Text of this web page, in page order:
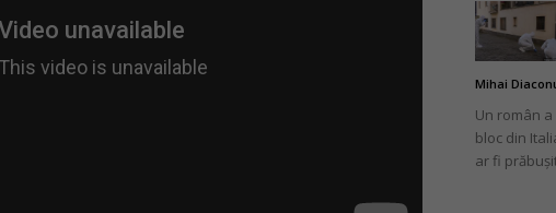
Mihai
Un român
bloc din
ar fi